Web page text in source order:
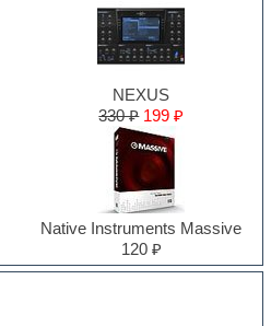
NEXUS
330 ₽ 199 ₽
Native Instruments Massive
120 ₽